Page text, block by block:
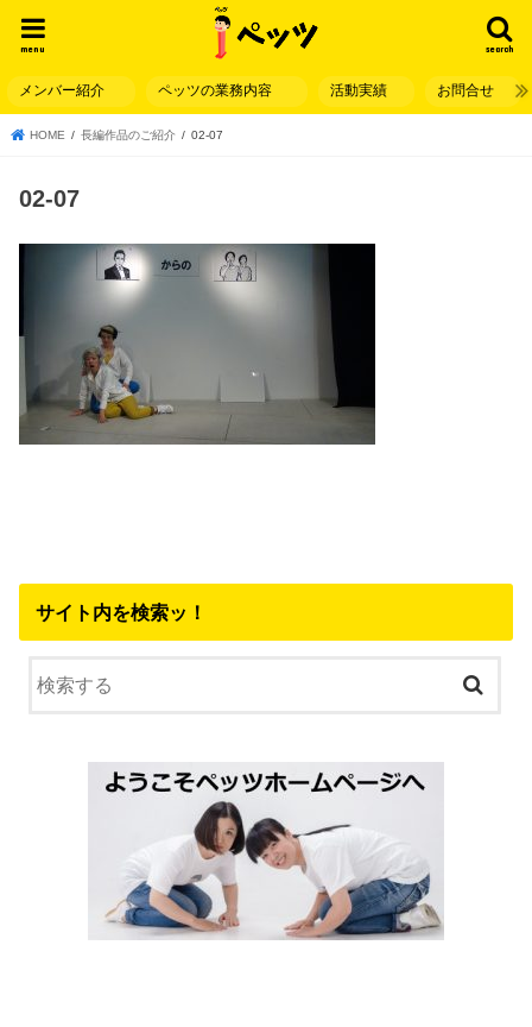
search
menu
メンバー紹介 ペッツの業務内容 活動実績 お問合せ
HOME 長編作品のご紹介 02-07
02-07
サイト内を検索ッ！